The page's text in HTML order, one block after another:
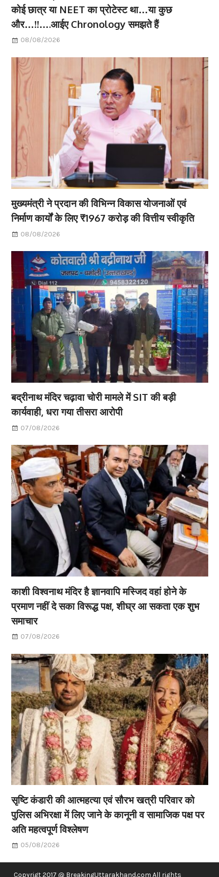
कोई छात्र या NEET का प्रोटेस्ट था…या कुछ
और…!!….आईए Chronology समझते हैं
08/08/2026
मुख्यमंत्री ने प्रदान की विभिन्न विकास योजनाओं एवं
निर्माण कार्यों के लिए ₹1967 करोड़ की वित्तीय स्वीकृति
08/08/2026
बद्रीनाथ मंदिर चढ़ावा चोरी मामले में SIT की बड़ी
कार्यवाही, धरा गया तीसरा आरोपी
07/08/2026
काशी विश्वनाथ मंदिर है ज्ञानवापि मस्जिद वहां होने के
प्रमाण नहीं दे सका विरूद्ध पक्ष, शीघ्र आ सकता एक शुभ
समाचार
07/08/2026
सृष्टि कंडारी की आत्महत्या एवं सौरभ खत्री परिवार को
पुलिस अभिरक्षा में लिए जाने के कानूनी व सामाजिक पक्ष पर
अति महत्वपूर्ण विश्लेषण
05/08/2026
Copyrigt 2017 @ BreakingUttarakhand.com All rights